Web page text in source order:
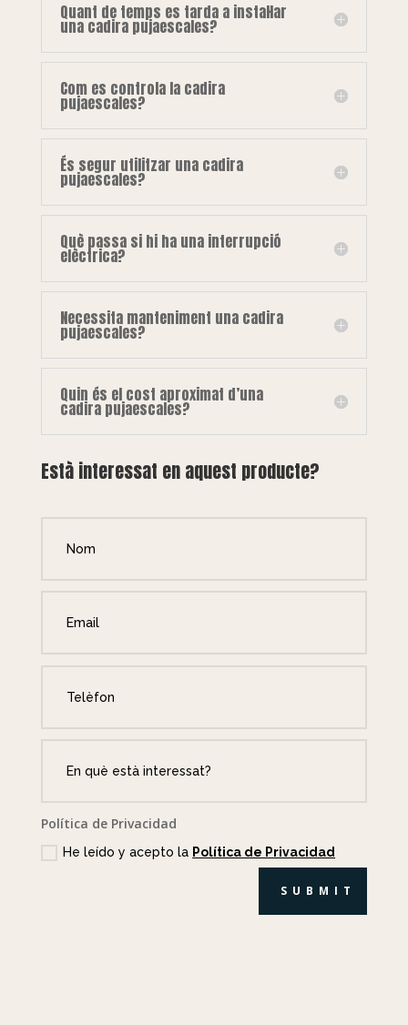
Quant de temps es tarda a instal·lar
una cadira pujaescales?
Com es controla la cadira
pujaescales?
És segur utilitzar una cadira
pujaescales?
Què passa si hi ha una interrupció
elèctrica?
Necessita manteniment una cadira
pujaescales?
Quin és el cost aproximat d’una
cadira pujaescales?
Està interessat en aquest producte?
Política de Privacidad
He leído y acepto la Política de Privacidad
SUBMIT